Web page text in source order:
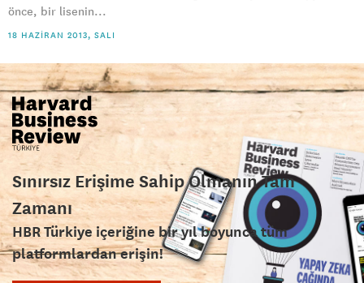
önce, bir lisenin...
18 HAZIRAN 2013, SALI
Sınırsız Erişime Sahip Olmanın Tam
Zamanı
HBR Türkiye içeriğine bir yıl boyunca tüm
platformlardan erişin!